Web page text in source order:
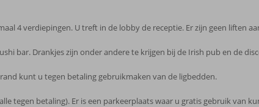
4 verdiepingen. U treft in de lobby de receptie. Er zijn geen liften
bar. Drankjes zijn onder andere te krijgen bij de Irish pub en de
kunt u tegen betaling gebruikmaken van de ligbedden.
tegen betaling). Er is een parkeerplaats waar u gratis gebruik van